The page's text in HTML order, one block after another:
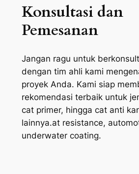
Konsultasi dan
Pemesanan
Jangan ragu untuk
dengan tim ahli kami
proyek Anda. Kami siap
rekomendasi terbaik untuk
cat primer, hingga cat anti
lainnya.at resistance,
underwater coating.